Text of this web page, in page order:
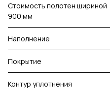
Стоимость полотен шириной
900 мм
Наполнение
Покрытие
Контур уплотнения